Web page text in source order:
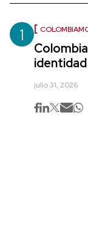
1
julio 31, 2026